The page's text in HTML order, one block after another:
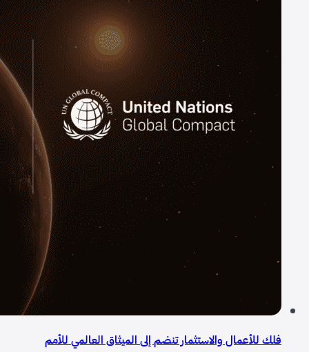
فلك للأعمال والاستثمار تنضم إلى الميثاق العالمي للأمم